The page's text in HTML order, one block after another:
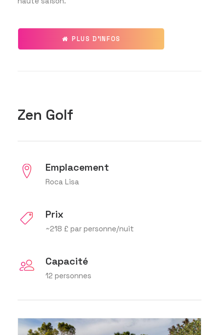
PLUS D'INFOS
Zen Golf
Emplacement
Roca Lisa
Prix
~218 £ par personne/nuit
Capacité
12 personnes